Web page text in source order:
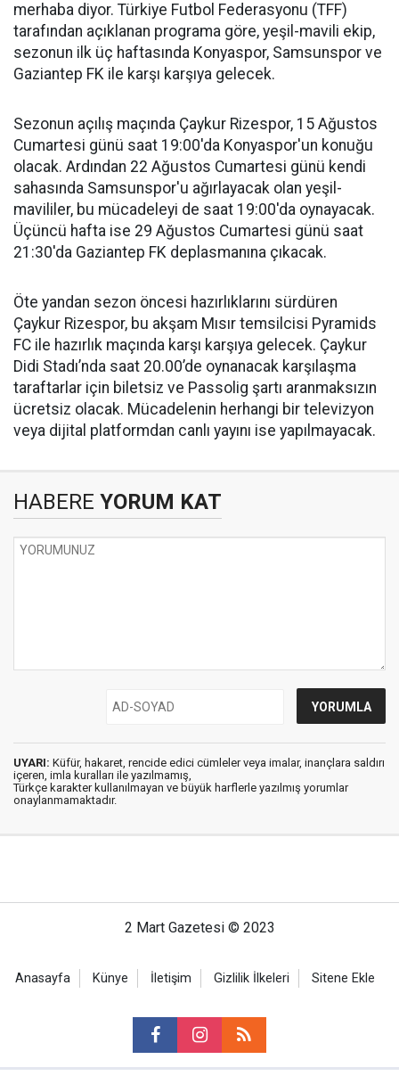
merhaba diyor. Türkiye Futbol Federasyonu (TFF)
tarafından açıklanan programa göre, yeşil-mavili ekip,
sezonun ilk üç haftasında Konyaspor, Samsunspor ve
Gaziantep FK ile karşı karşıya gelecek.
Sezonun açılış maçında Çaykur Rizespor, 15 Ağustos
Cumartesi günü saat 19:00'da Konyaspor'un konuğu
olacak. Ardından 22 Ağustos Cumartesi günü kendi
sahasında Samsunspor'u ağırlayacak olan yeşil-
mavililer, bu mücadeleyi de saat 19:00'da oynayacak.
Üçüncü hafta ise 29 Ağustos Cumartesi günü saat
21:30'da Gaziantep FK deplasmanına çıkacak.
Öte yandan sezon öncesi hazırlıklarını sürdüren
Çaykur Rizespor, bu akşam Mısır temsilcisi Pyramids
FC ile hazırlık maçında karşı karşıya gelecek. Çaykur
Didi Stadı’nda saat 20.00’de oynanacak karşılaşma
taraftarlar için biletsiz ve Passolig şartı aranmaksızın
ücretsiz olacak. Mücadelenin herhangi bir televizyon
veya dijital platformdan canlı yayını ise yapılmayacak.
HABERE YORUM KAT
UYARI: Küfür, hakaret, rencide edici cümleler veya imalar, inançlara saldırı
içeren, imla kuralları ile yazılmamış,
Türkçe karakter kullanılmayan ve büyük harflerle yazılmış yorumlar
onaylanmamaktadır.
2 Mart Gazetesi © 2023
Anasayfa Künye İletişim Gizlilik İlkeleri Sitene Ekle